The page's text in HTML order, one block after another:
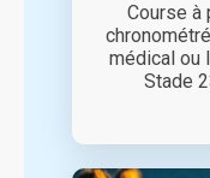
Course à
médical ou
Stade